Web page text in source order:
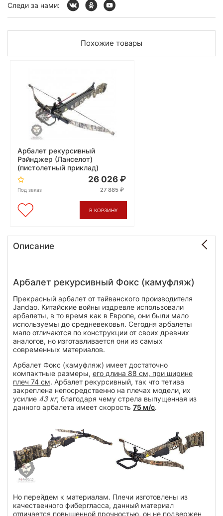
Следи за нами:
Похожие товары
Арбалет рекурсивный
Рэйнджер (Ланселот)
(пистолетный приклад)
Под заказ
26 026
27 885
В КОРЗИНУ
Описание
Арбалет рекурсивный Фокс (камуфляж)
Прекрасный арбалет от тайванского производителя
Jandao. Китайские войны издревле использовали
арбалеты, в то время как в Европе, они были мало
используемы до средневековья. Сегодня арбалеты
мало отличаются по конструкции от своих древних
аналогов, но изготавливается они из самых
современных материалов.
Арбалет Фокс (камуфляж) имеет достаточно
компактные размеры, его длина 88 см, при ширине
плеч 74 см. Арбалет рекурсивный, так что тетива
закреплена непосредственно на плечах модели, их
усилие 43 кг, благодаря чему стрела выпущенная из
данного арбалета имеет скорость 75 м/с.
Но перейдем к материалам. Плечи изготовлены из
качественного фибергласса, данный материал
отличается повышенной прочностью, он не подвержен